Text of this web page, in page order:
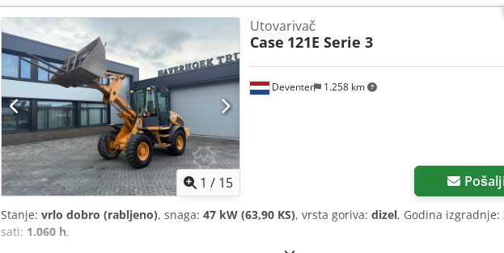
1 / 15
Deventer 1.258 km
Utovarivač
Case 121E Serie 3
Stanje: vrlo dobro (rabljeno), snaga: 47 kW (63,90 KS), vrsta goriva: dizel, Godina izgradnje:
sati: 1.060 h,